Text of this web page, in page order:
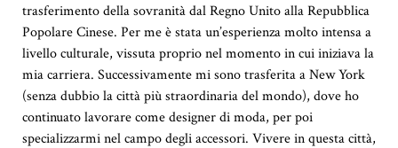
trasferimento della sovranità dal Regno Unito alla Repubblica
Popolare Cinese. Per me è stata un’esperienza molto intensa a
livello culturale, vissuta proprio nel momento in cui iniziava la
mia carriera. Successivamente mi sono trasferita a New York
(senza dubbio la città più straordinaria del mondo), dove ho
continuato lavorare come designer di moda, per poi
specializzarmi nel campo degli accessori. Vivere in questa città,